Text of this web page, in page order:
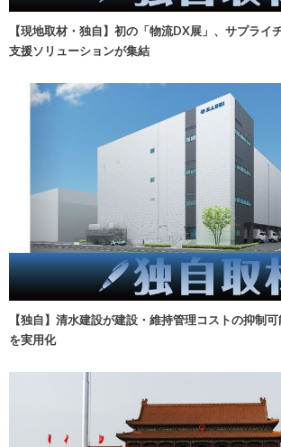
【現地取材・独自】初の「物流DX展」、サプライ
支援ソリューションが集結
【独自】清水建設が建設・維持管理コストの抑制
を実用化